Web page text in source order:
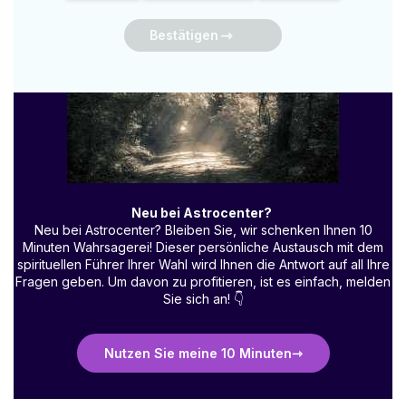
Bestätigen
Neu bei Astrocenter?
Neu bei Astrocenter? Bleiben Sie, wir schenken Ihnen 10
Minuten Wahrsagerei! Dieser persönliche Austausch mit dem
spirituellen Führer Ihrer Wahl wird Ihnen die Antwort auf all Ihre
Fragen geben. Um davon zu profitieren, ist es einfach, melden
Sie sich an! 👇
Nutzen Sie meine 10 Minuten